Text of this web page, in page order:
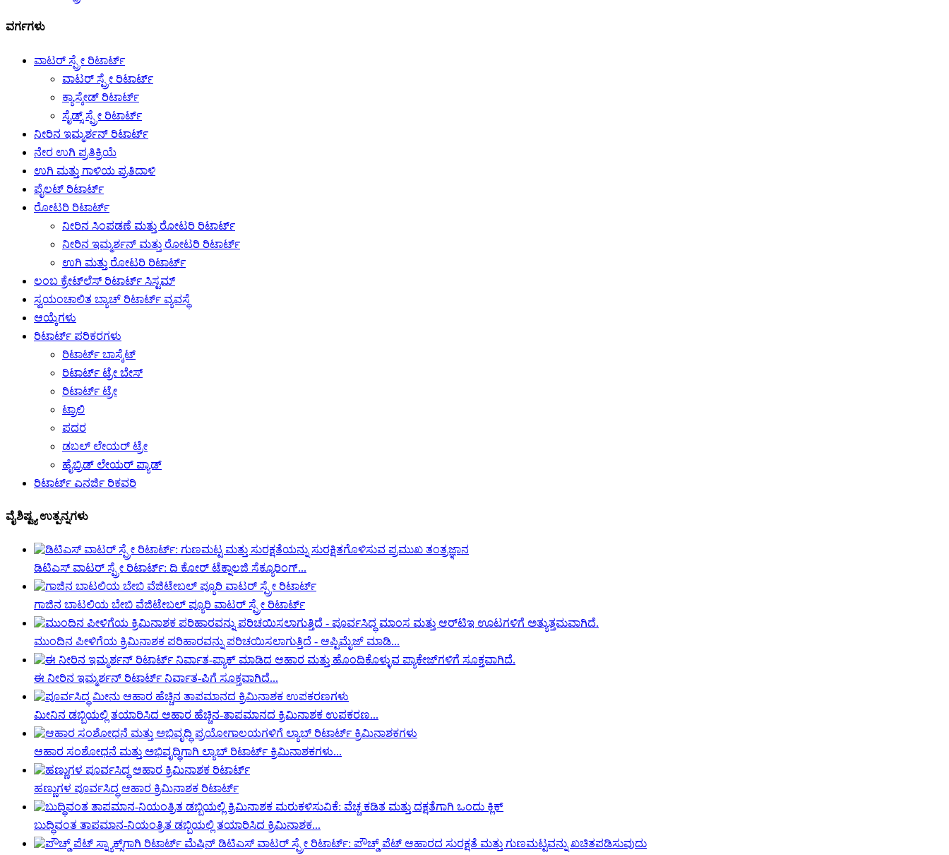
ವರ್ಗಗಳು
ವಾಟರ್ ಸ್ಪ್ರೇ ರಿಟಾರ್ಟ್
ವಾಟರ್ ಸ್ಪ್ರೇ ರಿಟಾರ್ಟ್
ಕ್ಯಾಸ್ಕೇಡ್ ರಿಟಾರ್ಟ್
ಸೈಡ್ಸ್ ಸ್ಪ್ರೇ ರಿಟಾರ್ಟ್
ನೀರಿನ ಇಮ್ಮರ್ಶನ್ ರಿಟಾರ್ಟ್
ನೇರ ಉಗಿ ಪ್ರತಿಕ್ರಿಯೆ
ಉಗಿ ಮತ್ತು ಗಾಳಿಯ ಪ್ರತಿದಾಳಿ
ಪೈಲಟ್ ರಿಟಾರ್ಟ್
ರೋಟರಿ ರಿಟಾರ್ಟ್
ನೀರಿನ ಸಿಂಪಡಣೆ ಮತ್ತು ರೋಟರಿ ರಿಟಾರ್ಟ್
ನೀರಿನ ಇಮ್ಮರ್ಶನ್ ಮತ್ತು ರೋಟರಿ ರಿಟಾರ್ಟ್
ಉಗಿ ಮತ್ತು ರೋಟರಿ ರಿಟಾರ್ಟ್
ಲಂಬ ಕ್ರೇಟ್‌ಲೆಸ್ ರಿಟಾರ್ಟ್ ಸಿಸ್ಟಮ್
ಸ್ವಯಂಚಾಲಿತ ಬ್ಯಾಚ್ ರಿಟಾರ್ಟ್ ವ್ಯವಸ್ಥೆ
ಆಯ್ಕೆಗಳು
ರಿಟಾರ್ಟ್ ಪರಿಕರಗಳು
ರಿಟಾರ್ಟ್ ಬಾಸ್ಕೆಟ್
ರಿಟಾರ್ಟ್ ಟ್ರೇ ಬೇಸ್
ರಿಟಾರ್ಟ್ ಟ್ರೇ
ಟ್ರಾಲಿ
ಪದರ
ಡಬಲ್ ಲೇಯರ್ ಟ್ರೇ
ಹೈಬ್ರಿಡ್ ಲೇಯರ್ ಪ್ಯಾಡ್
ರಿಟಾರ್ಟ್ ಎನರ್ಜಿ ರಿಕವರಿ
ವೈಶಿಷ್ಟ್ಯ ಉತ್ಪನ್ನಗಳು
ಡಿಟಿಎಸ್ ವಾಟರ್ ಸ್ಪ್ರೇ ರಿಟಾರ್ಟ್: ದಿ ಕೋರ್ ಟೆಕ್ನಾಲಜಿ ಸೆಕ್ಯೂರಿಂಗ್...
ಗಾಜಿನ ಬಾಟಲಿಯ ಬೇಬಿ ವೆಜಿಟೇಬಲ್ ಪ್ಯೂರಿ ವಾಟರ್ ಸ್ಪ್ರೇ ರಿಟಾರ್ಟ್
ಮುಂದಿನ ಪೀಳಿಗೆಯ ಕ್ರಿಮಿನಾಶಕ ಪರಿಹಾರವನ್ನು ಪರಿಚಯಿಸಲಾಗುತ್ತಿದೆ - ಆಪ್ಟಿಮೈಜ್ ಮಾಡಿ...
ಈ ನೀರಿನ ಇಮ್ಮರ್ಶನ್ ರಿಟಾರ್ಟ್ ನಿರ್ವಾತ-ಪಿಗೆ ಸೂಕ್ತವಾಗಿದೆ...
ಮೀನಿನ ಡಬ್ಬಿಯಲ್ಲಿ ತಯಾರಿಸಿದ ಆಹಾರ ಹೆಚ್ಚಿನ-ತಾಪಮಾನದ ಕ್ರಿಮಿನಾಶಕ ಉಪಕರಣ...
ಆಹಾರ ಸಂಶೋಧನೆ ಮತ್ತು ಅಭಿವೃದ್ಧಿಗಾಗಿ ಲ್ಯಾಬ್ ರಿಟಾರ್ಟ್ ಕ್ರಿಮಿನಾಶಕಗಳು...
ಹಣ್ಣುಗಳ ಪೂರ್ವಸಿದ್ಧ ಆಹಾರ ಕ್ರಿಮಿನಾಶಕ ರಿಟಾರ್ಟ್
ಬುದ್ಧಿವಂತ ತಾಪಮಾನ-ನಿಯಂತ್ರಿತ ಡಬ್ಬಿಯಲ್ಲಿ ತಯಾರಿಸಿದ ಕ್ರಿಮಿನಾಶಕ...